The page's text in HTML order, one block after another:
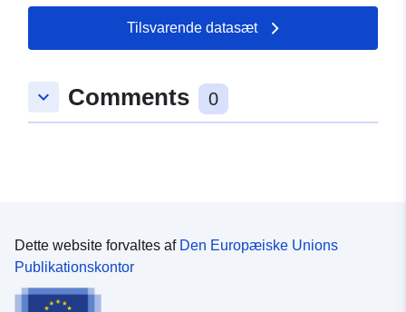
Tilsvarende datasæt
keyboard_arrow_down Comments 0
Dette website forvaltes af Den Europæiske Unions
Publikationskontor